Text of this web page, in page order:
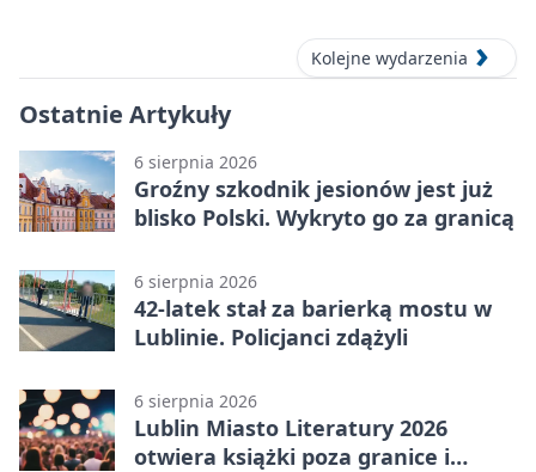
Kolejne wydarzenia
Ostatnie Artykuły
6 sierpnia 2026
Groźny szkodnik jesionów jest już
blisko Polski. Wykryto go za granicą
6 sierpnia 2026
42-latek stał za barierką mostu w
Lublinie. Policjanci zdążyli
6 sierpnia 2026
Lublin Miasto Literatury 2026
otwiera książki poza granice i